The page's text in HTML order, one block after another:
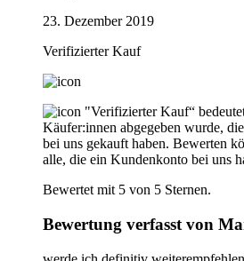
23. Dezember 2019
Verifizierter Kauf
"Verifizierter Kauf“
Käufer:innen abgegeben wurde,
bei uns gekauft haben. Bewerten
alle, die ein Kundenkonto bei uns
Bewertet mit 5 von 5 Sternen.
Bewertung verfasst von